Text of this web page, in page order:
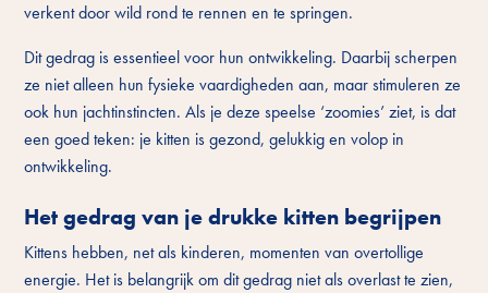
verkent door wild rond te rennen en te springen.
Dit gedrag is essentieel voor hun ontwikkeling. Daarbij scherpen
ze niet alleen hun fysieke vaardigheden aan, maar stimuleren ze
ook hun jachtinstincten. Als je deze speelse ‘zoomies’ ziet, is dat
een goed teken: je kitten is gezond, gelukkig en volop in
ontwikkeling.
Het gedrag van je drukke kitten begrijpen
Kittens hebben, net als kinderen, momenten van overtollige
energie. Het is belangrijk om dit gedrag niet als overlast te zien,